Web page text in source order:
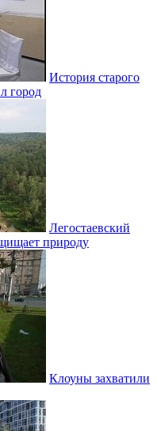
История старого
город
Легостаевский
природу
Клоуны захватили